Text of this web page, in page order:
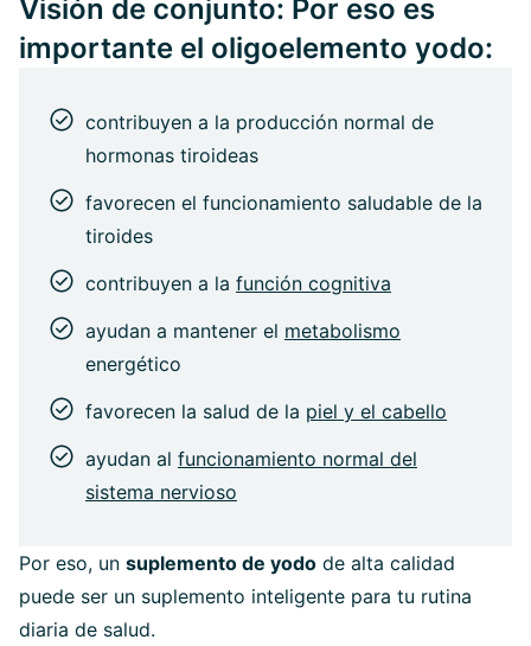
Visión de conjunto: Por eso es
importante el oligoelemento yodo:
contribuyen a la producción normal de
hormonas tiroideas
favorecen el funcionamiento saludable de la
tiroides
contribuyen a la función cognitiva
ayudan a mantener el metabolismo
energético
favorecen la salud de la piel y el cabello
ayudan al funcionamiento normal del
sistema nervioso
Por eso, un suplemento de yodo de alta calidad
puede ser un suplemento inteligente para tu rutina
diaria de salud.